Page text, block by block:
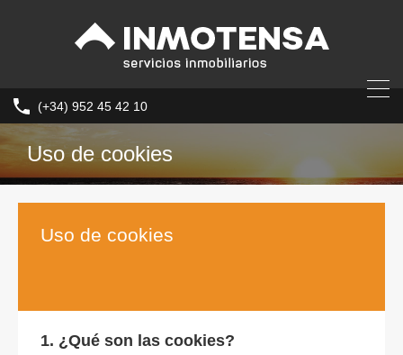
(+34) 952 45 42 10
Uso de cookies
Uso de cookies
1. ¿Qué son las cookies?